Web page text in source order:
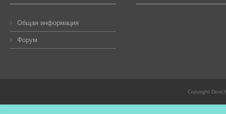
Общая информация
Форум
Copyright